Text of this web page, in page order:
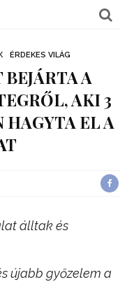
ÉRDEKES VILÁG
A
AKI 3
HAGYTA EL A
álltak és
újabb győzelem a